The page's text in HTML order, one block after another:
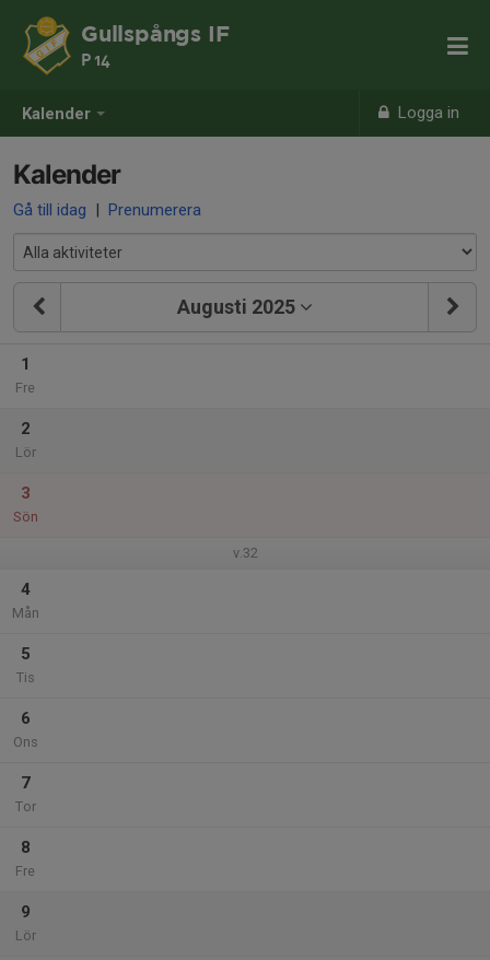
Kalender Logga in
Gullspångs IF
P 14
Kalender
Gå till idag | Prenumerera
Augusti 2025
1
Fre
2
Lör
3
Sön
v.32
4
Mån
5
Tis
6
Ons
7
Tor
8
Fre
9
Lör